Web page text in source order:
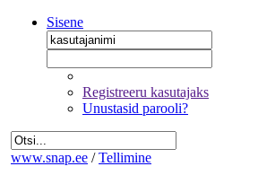
Sisene
Registreeru kasutajaks
Unustasid parooli?
www.snap.ee / Tellimine